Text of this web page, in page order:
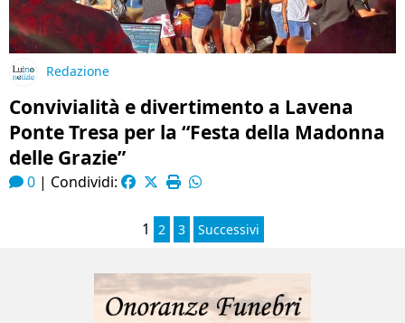
Redazione
Convivialità e divertimento a Lavena
Ponte Tresa per la “Festa della Madonna
delle Grazie”
0 | Condividi:
1 2 3 Successivi